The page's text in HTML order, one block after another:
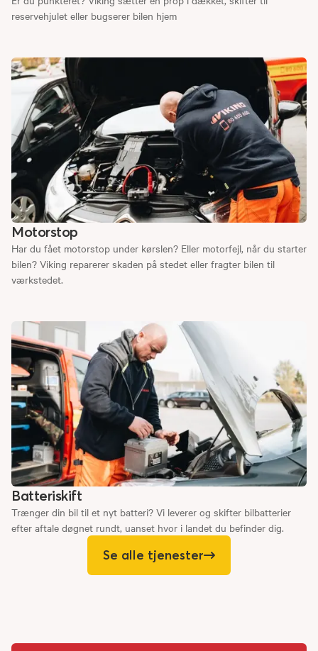
reservehjulet eller bugserer bilen hjem
Motorstop
Har du fået motorstop under kørslen? Eller motorfejl, når du starter
bilen? Viking reparerer skaden på stedet eller fragter bilen til
værkstedet.
Batteriskift
Trænger din bil til et nyt batteri? Vi leverer og skifter bilbatterier
efter aftale døgnet rundt, uanset hvor i landet du befinder dig.
Se alle tjenester